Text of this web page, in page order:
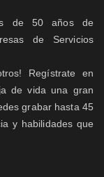
de 50 años de
de Servicios
Regístrate en
de vida una gran
grabar hasta 45
y habilidades que